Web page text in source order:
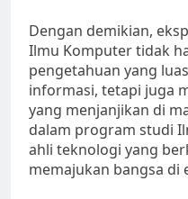
Dengan demikian,
Ilmu Komputer tidak
pengetahuan yang
informasi, tetapi juga
yang menjanjikan di
dalam program studi
ahli teknologi yang
memajukan bangsa di